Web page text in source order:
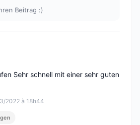
Beitrag :)
5
2022 à 18h44
Sehr schnell mit einer sehr guten